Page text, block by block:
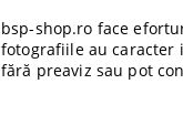
bsp-shop.ro face
fotografiile au caracter
fără preaviz sau pot